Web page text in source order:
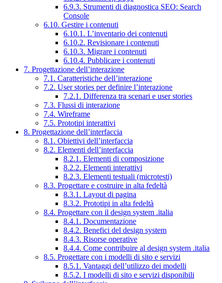
6.9.3. Strumenti di diagnostica SEO: Search
Console
6.10. Gestire i contenuti
6.10.1. L’inventario dei contenuti
6.10.2. Revisionare i contenuti
6.10.3. Migrare i contenuti
6.10.4. Pubblicare i contenuti
7. Progettazione dell’interazione
7.1. Caratteristiche dell’interazione
7.2. User stories per definire l’interazione
7.2.1. Differenza tra scenari e user stories
7.3. Flussi di interazione
7.4. Wireframe
7.5. Prototipi interattivi
8. Progettazione dell’interfaccia
8.1. Obiettivi dell’interfaccia
8.2. Elementi dell’interfaccia
8.2.1. Elementi di composizione
8.2.2. Elementi interattivi
8.2.3. Elementi testuali (microtesti)
8.3. Progettare e costruire in alta fedeltà
8.3.1. Layout di pagina
8.3.2. Prototipi in alta fedeltà
8.4. Progettare con il design system .italia
8.4.1. Documentazione
8.4.2. Benefici del design system
8.4.3. Risorse operative
8.4.4. Come contribuire al design system .italia
8.5. Progettare con i modelli di sito e servizi
8.5.1. Vantaggi dell’utilizzo dei modelli
8.5.2. I modelli di sito e servizi disponibili